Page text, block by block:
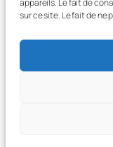
appareils. Le fait de
sur ce site. Le fait de